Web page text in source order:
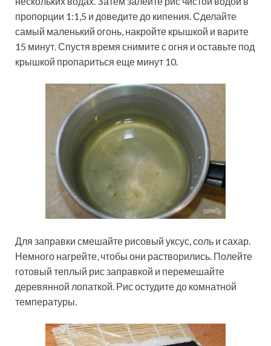
пропорции 1:1,5 и доведите до кипения. Сделайте
самый маленький огонь, накройте крышкой и варите
15 минут. Спустя время снимите с огня и оставьте под
крышкой пропариться еще минут 10.
Для заправки смешайте рисовый уксус, соль и сахар.
Немного нагрейте, чтобы они растворились. Полейте
готовый теплый рис заправкой и перемешайте
деревянной лопаткой. Рис остудите до комнатной
температуры.